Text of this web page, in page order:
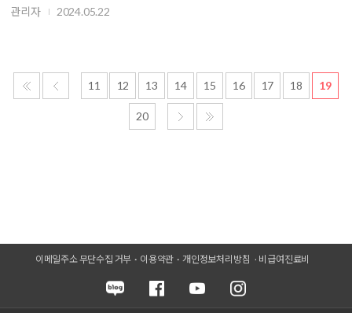
관리자
2024.05.22
11 12 13 14 15 16 17 18 19
20
이메일주소 무단수집 거부 이용약관 개인정보처리방침 비급여진료비